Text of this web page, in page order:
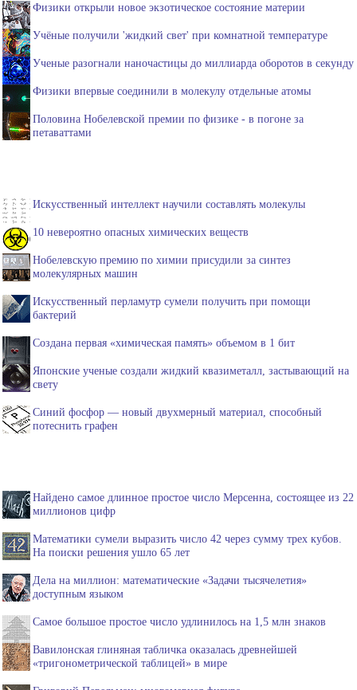
Физики открыли новое экзотическое состояние материи
Учёные получили 'жидкий свет' при комнатной температуре
Ученые разогнали наночастицы до миллиарда оборотов в секунду
Физики впервые соединили в молекулу отдельные атомы
Половина Нобелевской премии по физике - в погоне за
петаваттами
Искусственный интеллект научили составлять молекулы
10 невероятно опасных химических веществ
Нобелевскую премию по химии присудили за синтез
молекулярных машин
Искусственный перламутр сумели получить при помощи
бактерий
Создана первая «химическая память» объемом в 1 бит
Японские ученые создали жидкий квазиметалл, застывающий на
свету
Синий фосфор — новый двухмерный материал, способный
потеснить графен
Найдено самое длинное простое число Мерсенна, состоящее из 22
миллионов цифр
Математики сумели выразить число 42 через сумму трех кубов.
На поиски решения ушло 65 лет
Дела на миллион: математические «Задачи тысячелетия»
доступным языком
Самое большое простое число удлинилось на 1,5 млн знаков
Вавилонская глиняная табличка оказалась древнейшей
«тригонометрической таблицей» в мире